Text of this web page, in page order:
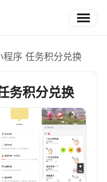
程序 任务积分兑换
务积分兑换